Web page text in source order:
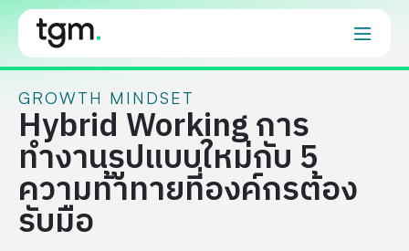
GROWTH MINDSET
Hybrid Working การ
ทำงานรูปแบบใหม่กับ 5
ความท้าทายที่องค์กรต้อง
รับมือ